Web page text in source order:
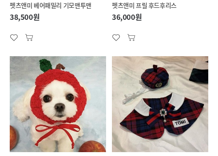
펫츠앤미 베어패밀리 기모맨투맨
38,500원
펫츠앤미 프릴 후드후리스
36,000원